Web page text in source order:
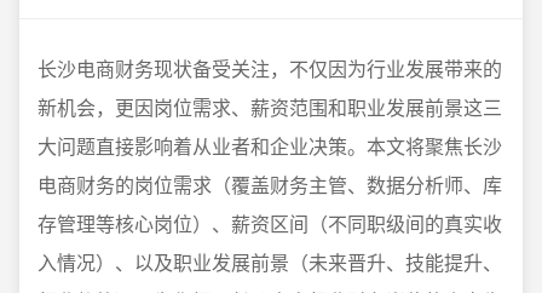
长沙电商财务现状备受关注，不仅因为行业发展带来的
新机会，更因岗位需求、薪资范围和职业发展前景这三
大问题直接影响着从业者和企业决策。本文将聚焦长沙
电商财务的岗位需求（覆盖财务主管、数据分析师、库
存管理等核心岗位）、薪资区间（不同职级间的真实收
入情况）、以及职业发展前景（未来晋升、技能提升、